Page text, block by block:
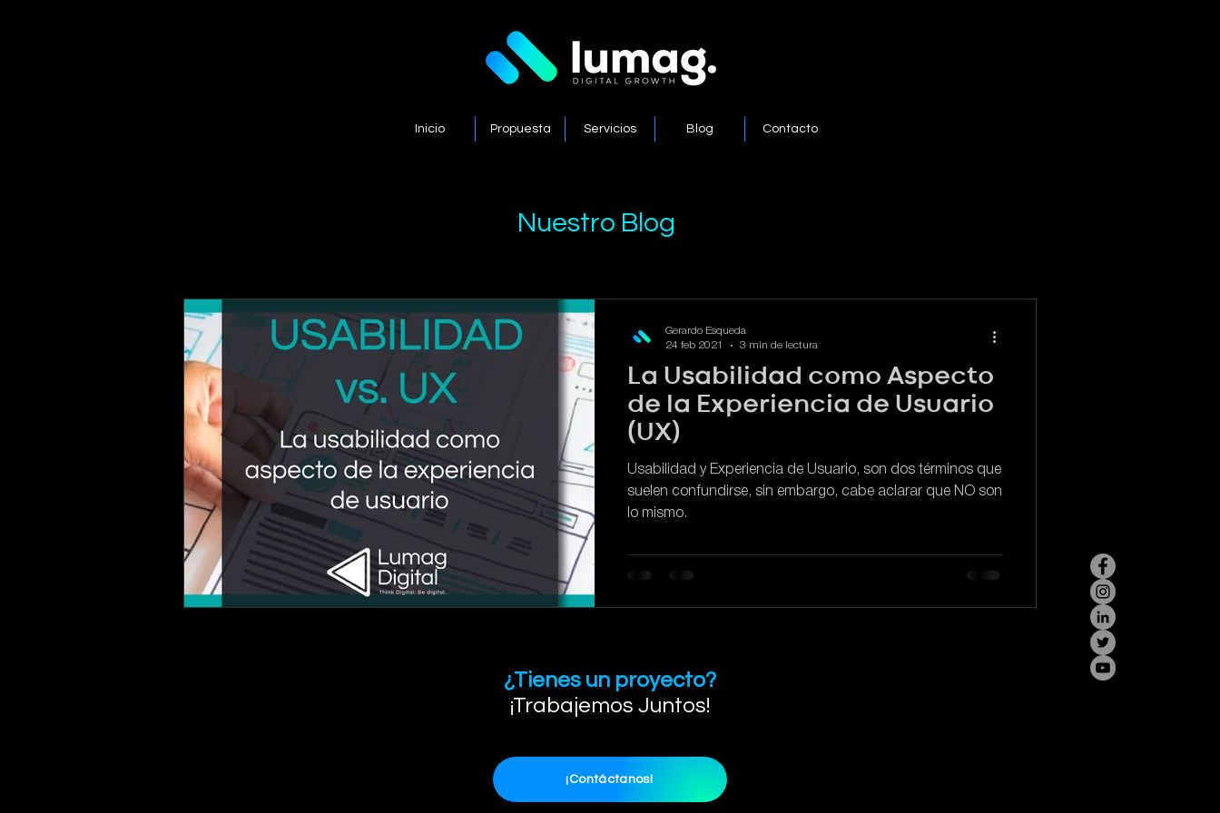
Inicio Propuesta Servicios Blog Contacto
Nuestro Blog
Bienvenido a Lumag
Digital
Marketing Digital SEO SEM | Desarrollo Web
La Usabilidad como Aspecto
de la Experiencia de Usuario
(UX)
Usabilidad y Experiencia de Usuario, son dos términos que
suelen confundirse, sin embargo, cabe aclarar que NO son
lo mismo.
Gerardo Esqueda
24 feb 2021
3 min de lectura
¿Tienes un proyecto?
¡Trabajemos Juntos!
¡Contáctanos!